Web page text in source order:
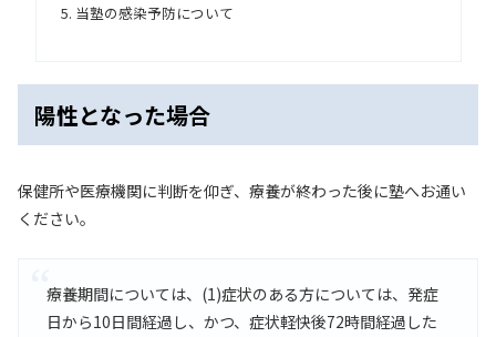
当塾の感染予防について
陽性となった場合
保健所や医療機関に判断を仰ぎ、療養が終わった後に塾へお通い
ください。
療養期間については、(1)症状のある方については、発症
日から10日間経過し、かつ、症状軽快後72時間経過した